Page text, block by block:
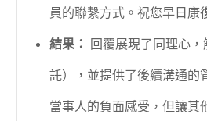
員的聯繫方式。祝您早日康
結果： 回覆展現了同理心
託），並提供了後續溝通的
當事人的負面感受，但讓其